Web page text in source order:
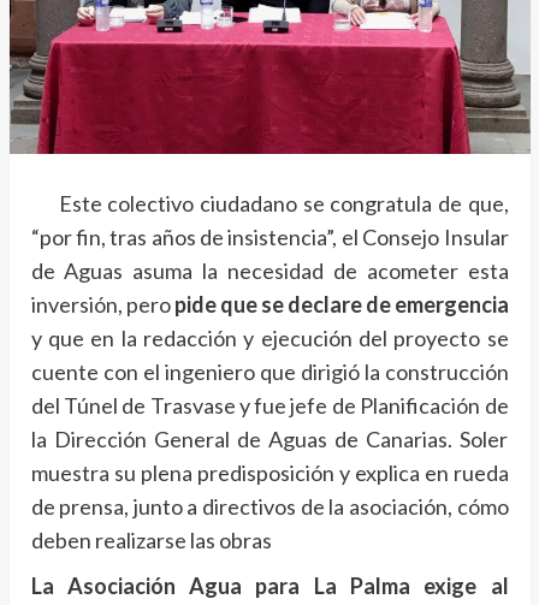
Este colectivo ciudadano se congratula de que,
“por fin, tras años de insistencia”, el Consejo Insular
de Aguas asuma la necesidad de acometer esta
inversión, peropide que se declare de emergencia
y que en la redacción y ejecución del proyecto se
cuente con el ingeniero que dirigió la construcción
del Túnel de Trasvase y fue jefe de Planificación de
la Dirección General de Aguas de Canarias. Soler
muestra su plena predisposición y explica en rueda
de prensa, junto a directivos de la asociación, cómo
deben realizarse las obras
La Asociación Agua para La Palma exige al